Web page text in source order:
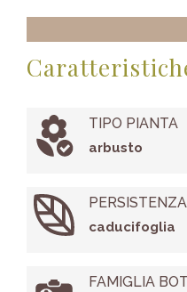
TIPO PIANTA
arbusto
caducifoglia
FAMIGLIA